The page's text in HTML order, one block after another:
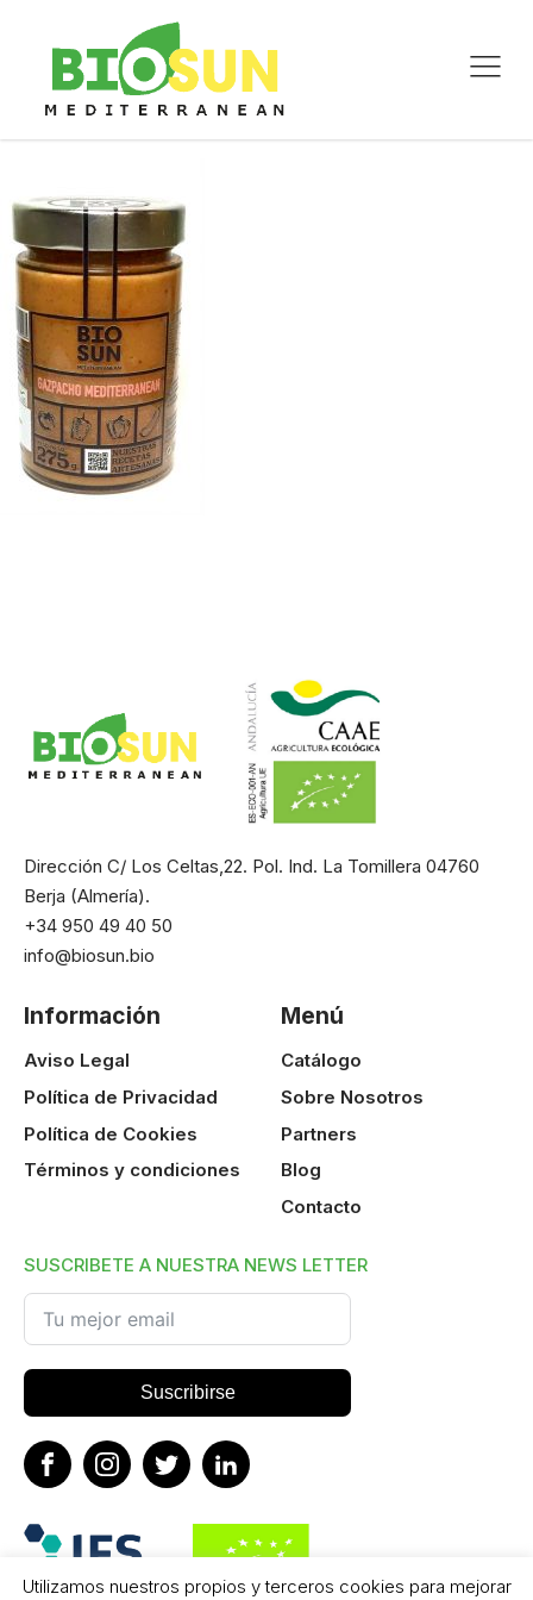
Dirección C/ Los Celtas,22. Pol. Ind. La Tomillera 04760
Berja (Almería).
+34 950 49 40 50
info@biosun.bio
Información
Aviso Legal
Política de Privacidad
Política de Cookies
Términos y condiciones
Menú
Catálogo
Sobre Nosotros
Partners
Blog
Contacto
SUSCRIBETE A NUESTRA NEWS LETTER
Suscribirse
Utilizamos nuestros propios y terceros cookies para mejorar